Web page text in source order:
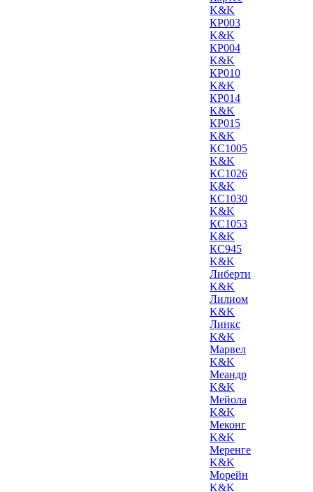
K&K
КР003
K&K
КР004
K&K
КР010
K&K
КР014
K&K
КР015
K&K
КС1005
K&K
КС1026
K&K
КС1030
K&K
КС1053
K&K
КС945
K&K
Либерти
K&K
Лилиом
K&K
Линкс
K&K
Марвел
K&K
Меандр
K&K
Мейола
K&K
Меконг
K&K
Меренге
K&K
Морейн
K&K